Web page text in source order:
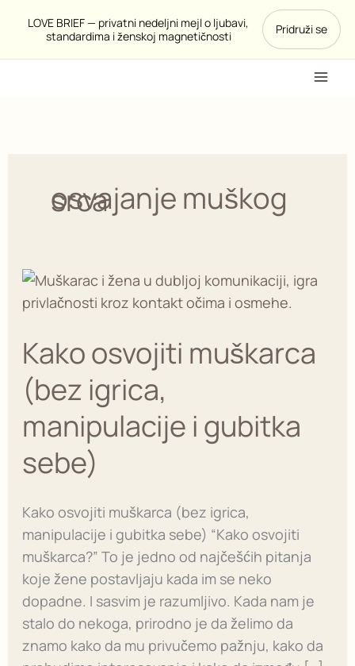
LOVE BRIEF — privatni nedeljni mejl o ljubavi,
standardima i ženskoj magnetičnosti
Pridruži se
sadržaj
osvajanje muškog
srca
Kako osvojiti muškarca
(bez igrica,
manipulacije i gubitka
sebe)
Kako osvojiti muškarca (bez igrica,
manipulacije i gubitka sebe) “Kako osvojiti
muškarca?” To je jedno od najčešćih pitanja
koje žene postavljaju kada im se neko
dopadne. I sasvim je razumljivo. Kada nam je
stalo do nekoga, prirodno je da želimo da
znamo kako da mu privučemo pažnju, kako da
Kako
osvojiti
(bez
igrica,
manipulacije
gubitka
sebe)